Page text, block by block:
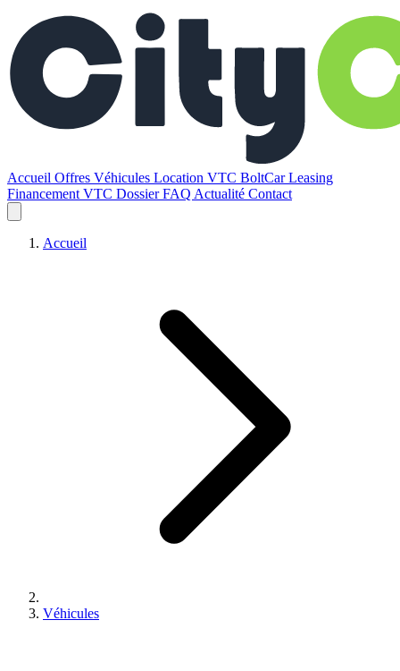
Accueil Offres Véhicules Location VTC BoltCarLeasing
Financement VTC DossierFAQ Actualité Contact
Accueil
Véhicules